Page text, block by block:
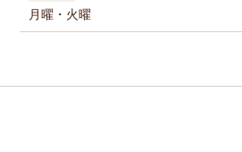
月曜・火曜